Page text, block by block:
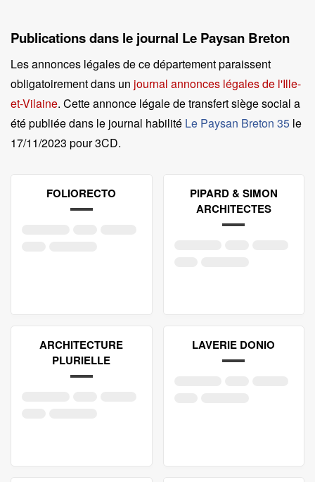
Publications dans le journal Le Paysan Breton
Les annonces légales de ce département paraissent
obligatoirement dans un journal annonces légales de l'Ille-
et-Vilaine. Cette annonce légale de transfert siège social a
été publiée dans le journal habilité Le Paysan Breton 35 le
17/11/2023 pour 3CD.
FOLIORECTO
PIPARD & SIMON
ARCHITECTES
ARCHITECTURE
PLURIELLE
LAVERIE DONIO